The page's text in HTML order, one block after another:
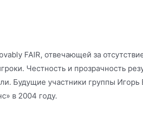
FAIR, отвечающей за
Честность и прозрачность
Будущие участники группы
в 2004 году.